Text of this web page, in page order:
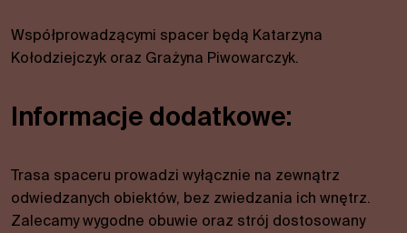
Współprowadzącymi spacer będą Katarzyna
Kołodziejczyk oraz Grażyna Piwowarczyk.
Informacje dodatkowe:
Trasa spaceru prowadzi wyłącznie na zewnątrz
odwiedzanych obiektów, bez zwiedzania ich wnętrz.
Zalecamy wygodne obuwie oraz strój dostosowany
Statystyki
funkcjonalności
i struktury
oparciu o
korzystania z
serwisu.